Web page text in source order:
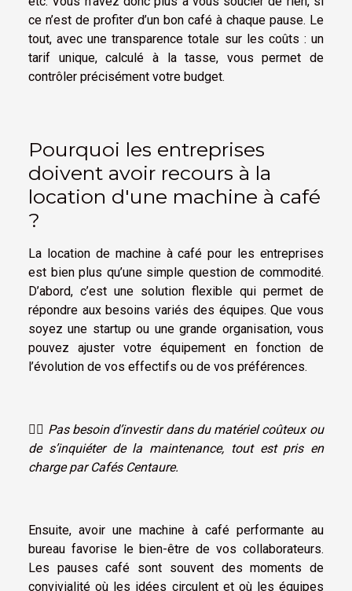
ce n’est de profiter d’un bon café à chaque pause. Le
tout, avec une transparence totale sur les coûts : un
tarif unique, calculé à la tasse, vous permet de
contrôler précisément votre budget.
Pourquoi les entreprises
doivent avoir recours à la
location d'une machine à café
?
La location de machine à café pour les entreprises
est bien plus qu’une simple question de commodité.
D’abord, c’est une solution flexible qui permet de
répondre aux besoins variés des équipes. Que vous
soyez une startup ou une grande organisation, vous
pouvez ajuster votre équipement en fonction de
l’évolution de vos effectifs ou de vos préférences.
☝🏼 Pas besoin d’investir dans du matériel coûteux ou
de s’inquiéter de la maintenance, tout est pris en
charge par Cafés Centaure.
Ensuite, avoir une machine à café performante au
bureau favorise le bien-être de vos collaborateurs.
Les pauses café sont souvent des moments de
convivialité où les idées circulent et où les équipes